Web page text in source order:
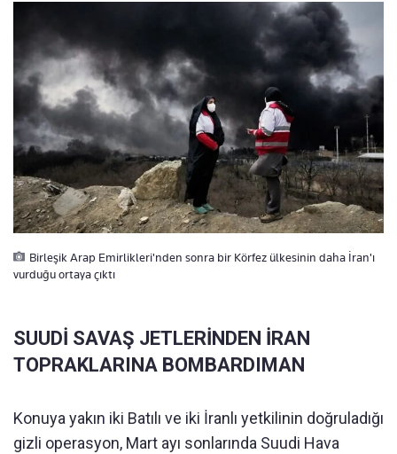
Birleşik Arap Emirlikleri'nden sonra bir Körfez ülkesinin daha İran'ı
vurduğu ortaya çıktı
SUUDİ SAVAŞ JETLERİNDEN İRAN
TOPRAKLARINA BOMBARDIMAN
Konuya yakın iki Batılı ve iki İranlı yetkilinin doğruladığı
gizli operasyon, Mart ayı sonlarında Suudi Hava